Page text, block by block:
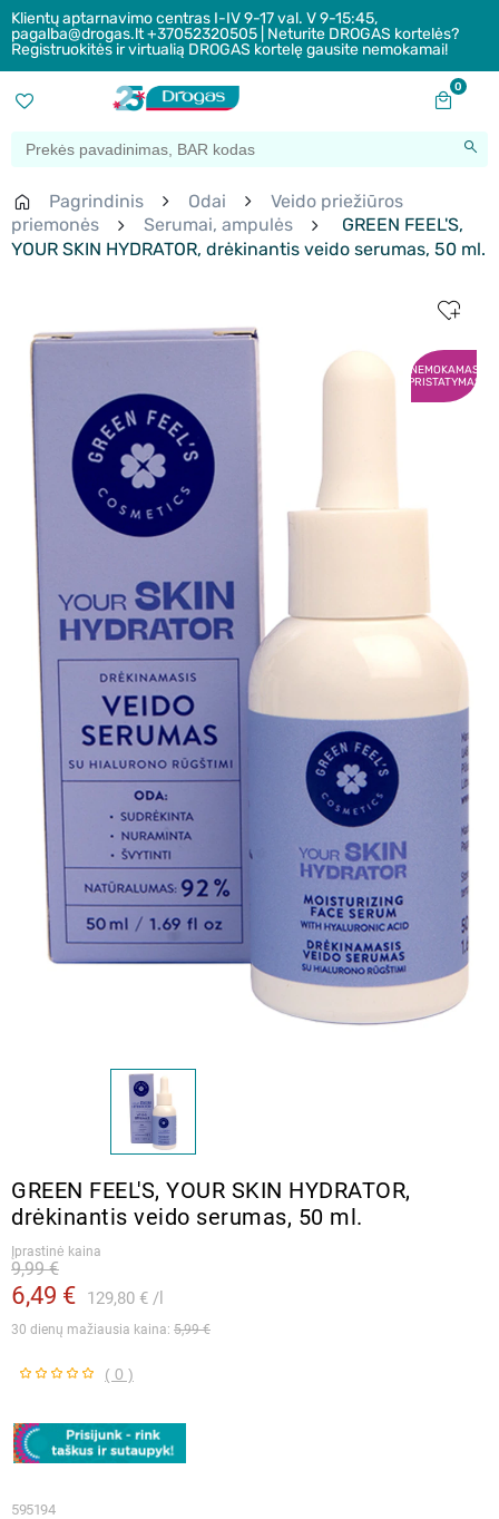
Klientų aptarnavimo centras I-IV 9-17 val. V 9-15:45,
pagalba@drogas.lt +37052320505 | Neturite DROGAS kortelės?
Registruokitės ir virtualią DROGAS kortelę gausite nemokamai!
0
Pagrindinis Odai
Veido priežiūros
priemonės
Serumai, ampulės
GREEN FEEL'S,
YOUR SKIN HYDRATOR, drėkinantis veido serumas, 50 ml.
NEMOKAMAS
PRISTATYMAS
GREEN FEEL'S, YOUR SKIN HYDRATOR,
drėkinantis veido serumas, 50 ml.
Įprastinė kaina
6,49 € 129,80 €
9,99 €
30 dienų mažiausia kaina: 5,99 €
( 0 )
595194